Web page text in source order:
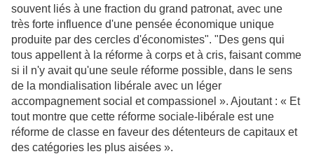
souvent liés à une fraction du grand patronat, avec une
très forte influence d'une pensée économique unique
produite par des cercles d'économistes". "Des gens qui
tous appellent à la réforme à corps et à cris, faisant comme
si il n'y avait qu'une seule réforme possible, dans le sens
de la mondialisation libérale avec un léger
accompagnement social et compassionel ». Ajoutant : « Et
tout montre que cette réforme sociale-libérale est une
réforme de classe en faveur des détenteurs de capitaux et
des catégories les plus aisées ».